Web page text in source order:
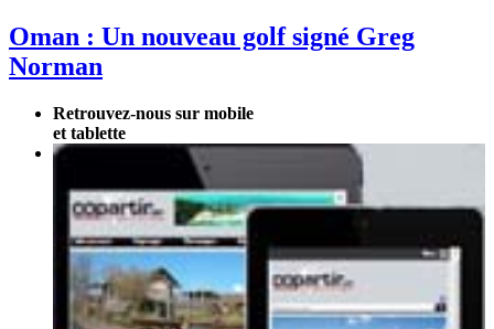
Oman : Un nouveau golf signé Greg
Norman
Retrouvez-nous sur mobile
et tablette